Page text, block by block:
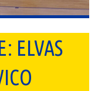
ELVAS